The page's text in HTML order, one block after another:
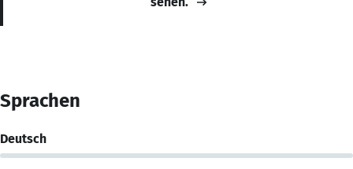
Sprachen
Deutsch